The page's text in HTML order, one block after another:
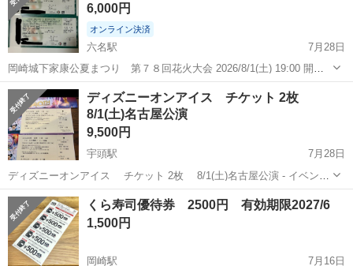
券 アトラクショ...6,000円
オンライン決済
六名駅
7月28日
岡崎城下家康公夏まつり 第７８回花火大会 2026/8/1(土) 19:00 開演
岡崎市乙川・矢作川河畔 (愛知県) 岡崎城公園多目的広場－イス席 Ｇブ
ロック 第６ゲート １０列 9番、10番 3,995円(3,5...
愛知 岡崎市 六名駅 コンサート 花火大会
ディズニーオンアイス チケット 2枚
8/1(土)名古屋公演
9,500円
宇頭駅
7月28日
ディズニーオンアイス チケット 2枚 8/1(土)名古屋公演 - イベント
名: Disney ON ICE LET'S PARTY! 40TH - 開催日時: 2026年8月1日(土)
10:00開演 - 会場: クロ...
愛知 岡崎市 宇頭駅 演劇
くら寿司優待券 2500円 有効期限2027/6
1,500円
岡崎駅
7月16日